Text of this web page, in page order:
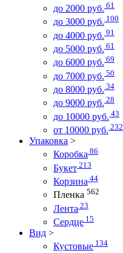
до 2000 руб. 61
до 3000 руб. 100
до 4000 руб. 91
до 5000 руб. 61
до 6000 руб. 69
до 7000 руб. 50
до 8000 руб. 34
до 9000 руб. 28
до 10000 руб. 43
от 10000 руб. 232
Упаковка >
Коробка 86
Букет 213
Корзина 44
Пленка 562
Лента 23
Сердце 15
Вид >
Кустовые 134